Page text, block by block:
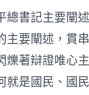
總書記主要闡
主要闡述，貫
爍著辯證唯心
就是國民、國